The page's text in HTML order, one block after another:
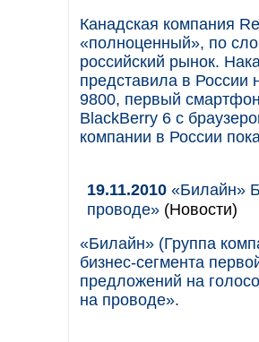
Канадская компания
«полноценный», по
российский рынок.
представила в
9800, первый
BlackBerry 6 с
компании в России
19.11.2010 «Билайн»
проводе» (Новости)
«Билайн» (Группа
бизнес-сегмента
предложений на
на проводе».